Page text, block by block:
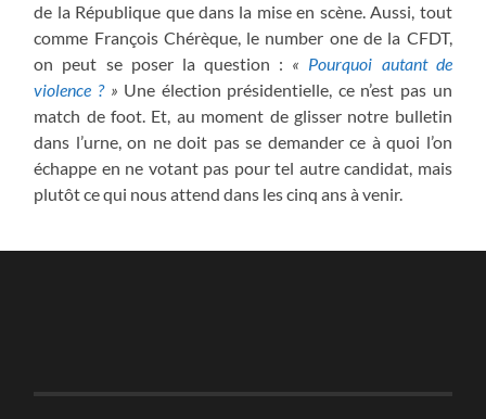
de la République que dans la mise en scène. Aussi, tout
comme François Chérèque, le number one de la CFDT,
on peut se poser la question : « Pourquoi autant de
violence ?» Une élection présidentielle, ce n’est pas un
match de foot. Et, au moment de glisser notre bulletin
dans l’urne, on ne doit pas se demander ce à quoi l’on
échappe en ne votant pas pour tel autre candidat, mais
plutôt ce qui nous attend dans les cinq ans à venir.